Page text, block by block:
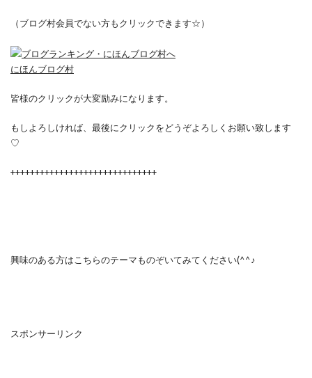
（ブログ村会員でない方もクリックできます☆）
にほんブログ村
皆様のクリックが大変励みになります。
もしよろしければ、最後にクリックをどうぞよろしくお願い致します
♡
++++++++++++++++++++++++++++++
興味のある方はこちらのテーマものぞいてみてください(^^♪
スポンサーリンク